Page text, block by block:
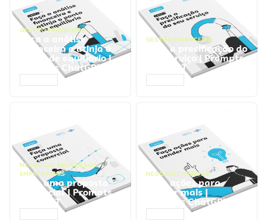
GESTÃO FINANCEIRA
Faça a análise
financeira e atinja o
ponto de equilíbrio |
Prompts ChatGPT
GESTÃO FINANCEIRA
Faça a precificação do
seu serviço | Prompts
ChatGPT
NEGÓCIOS, PROCESSOS
EMPRESARIAIS
Faça uma proposta
comercial | Prompts
ChatGPT
NEGÓCIOS, VENDAS
Faça ações para
vender mais |
Prompts ChatGPT